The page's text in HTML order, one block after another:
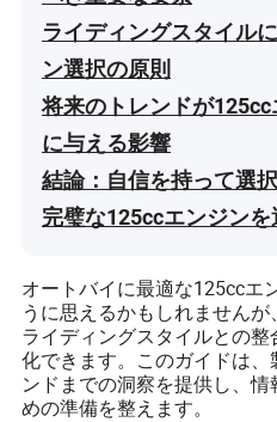
ライディングスタイル
ン選択の原則
将来のトレンドが
に与える影響
結論：自信を持って選
完璧な125ccエンジンを
オートバイに最適な125ccエ
うに思えるかもしれません
ライディングスタイルとの
化できます。このガイドは
ンドまでの洞察を提供し、
めの準備を整えます。